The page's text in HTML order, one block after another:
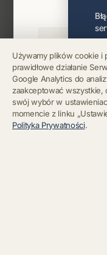
Używamy plików cookie i
prawidłowe działanie
Google Analytics do
zaakceptować
swój wybór w
momencie z linku
Polityka Prywatności.
Chcę